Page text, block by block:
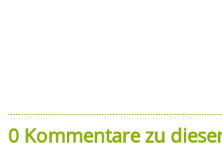
0 Kommentare zu